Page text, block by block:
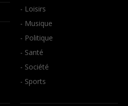
- Loisirs
- Musique
- Politique
- Santé
- Société
- Sports